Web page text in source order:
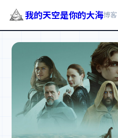
我的天空是你的大海博客